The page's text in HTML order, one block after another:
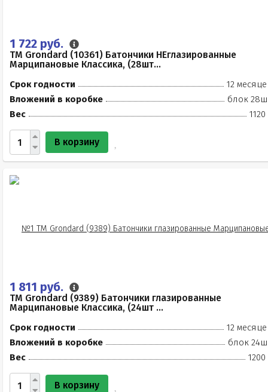
1 722 руб.
TM Grondard (10361) Батончики НЕглазированные
Марципановые Классика, (28шт...
Срок годности
12
Вложений в коробке
блок
Вес
1120
В корзину
1 811 руб.
TM Grondard (9389) Батончики глазированные
Марципановые Классика, (24шт ...
Срок годности
12
Вложений в коробке
блок
Вес
1200
В корзину